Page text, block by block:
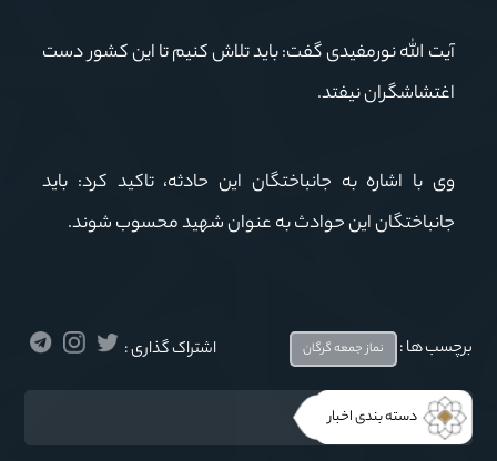
آیت الله نورمفیدی گفت: باید تلاش کنیم تا این کشور دست
اغتشاشگران نیفتد.
وی با اشاره به جانباختگان این حادثه، تاکید کرد: باید
جانباختگان این حوادث به عنوان شهید محسوب شوند.
برچسب ها : نماز جمعه گرگان اشتراک گذاری :
دسته بندی اخبار